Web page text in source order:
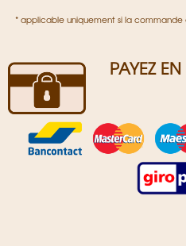
* applicable uniquement si la commande
PAYEZ EN